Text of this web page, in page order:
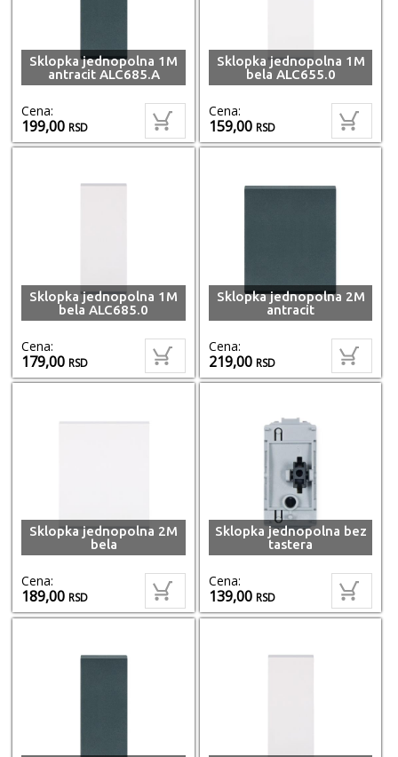
Sklopka jednopolna 1M
antracit ALC685.A
Cena:
199,00RSD
Sklopka jednopolna 1M
bela ALC655.0
Cena:
159,00RSD
Sklopka jednopolna 1M
bela ALC685.0
Cena:
179,00RSD
Sklopka jednopolna 2M
antracit
Cena:
219,00RSD
Sklopka jednopolna 2M
bela
Cena:
189,00RSD
Sklopka jednopolna bez
tastera
Cena:
139,00RSD